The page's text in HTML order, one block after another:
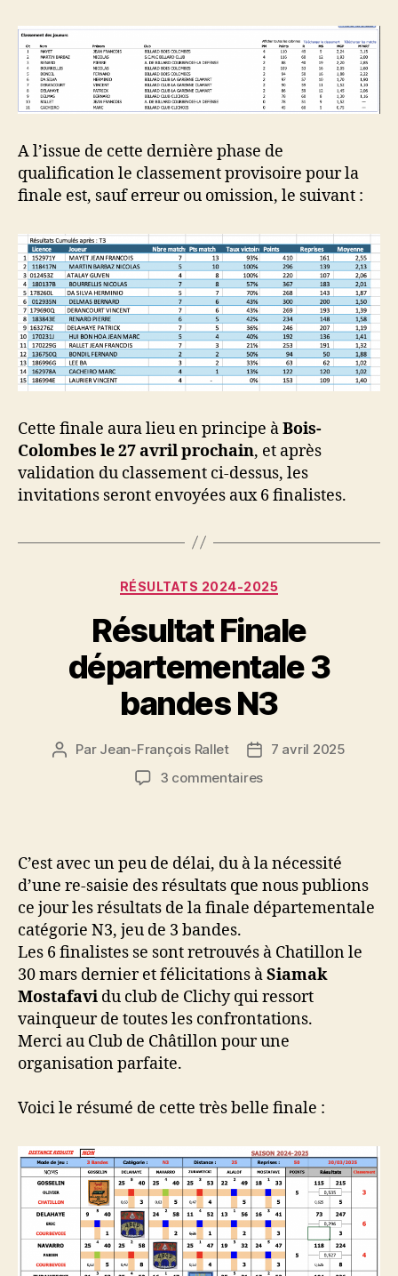
A l’issue de cette dernière phase de
qualification le classement provisoire pour la
finale est, sauf erreur ou omission, le suivant :
Cette finale aura lieu en principe àBois-
Colombes le 27 avril prochain, et après
validation du classement ci-dessus, les
invitations seront envoyées aux 6 finalistes.
Catégories
RÉSULTATS 2024-2025
Résultat Finale
départementale 3
bandes N3
Auteur
Par Jean-François Rallet
Date7 avril 2025
3 commentairessur
N3
C’est avec un peu de délai, du à la nécessité
d’une re-saisie des résultats que nous publions
ce jour les résultats de la finale départementale
catégorie N3, jeu de 3 bandes.
Les 6 finalistes se sont retrouvés à Chatillon le
30 mars dernier et félicitations àSiamak
Mostafavi du club de Clichy qui ressort
vainqueur de toutes les confrontations.
Merci au Club de Châtillon pour une
organisation parfaite.
Voici le résumé de cette très belle finale :